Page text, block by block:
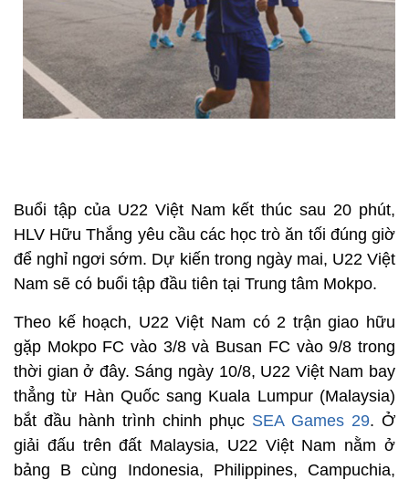
Buổi tập của U22 Việt Nam kết thúc sau 20 phút,
HLV Hữu Thắng yêu cầu các học trò ăn tối đúng giờ
để nghỉ ngơi sớm. Dự kiến trong ngày mai, U22 Việt
Nam sẽ có buổi tập đầu tiên tại Trung tâm Mokpo.
Theo kế hoạch, U22 Việt Nam có 2 trận giao hữu
gặp Mokpo FC vào 3/8 và Busan FC vào 9/8 trong
thời gian ở đây. Sáng ngày 10/8, U22 Việt Nam bay
thẳng từ Hàn Quốc sang Kuala Lumpur (Malaysia)
bắt đầu hành trình chinh phục SEA Games 29. Ở
giải đấu trên đất Malaysia, U22 Việt Nam nằm ở
bảng B cùng Indonesia, Philippines, Campuchia,